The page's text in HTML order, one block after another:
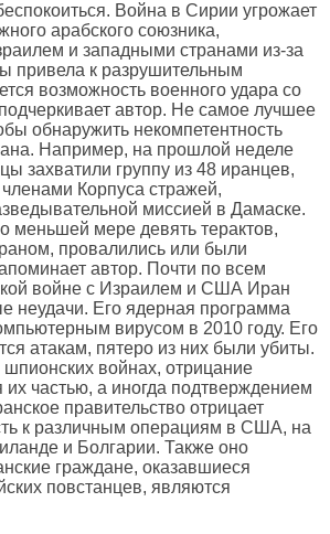
Война в Сирии угрожает
арабского союзника,
и западными странами из-за
привела к разрушительным
возможность военного удара со
автор. Не самое лучшее
обнаружить некомпетентность
Например, на прошлой неделе
захватили группу из 48 иранцев,
Корпуса стражей,
миссией в Дамаске.
меньшей мере девять терактов,
провалились или были
автор. Почти по всем
войне с Израилем и США Иран
неудачи. Его ядерная программа
вирусом в 2010 году. Его
атакам, пятеро из них были убиты.
шпионских войнах, отрицание
их частью, а иногда подтверждением
правительство отрицает
к различным операциям в США, на
и Болгарии. Также оно
граждане, оказавшиеся
повстанцев, являются